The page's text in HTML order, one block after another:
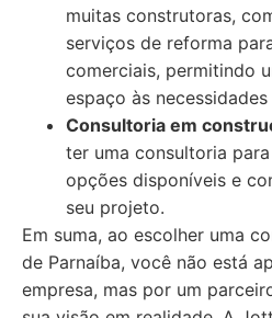
muitas construtoras,
serviços de reforma
comerciais, permitindo
espaço às
Consultoria em
ter uma consultoria
opções disponíveis e
seu projeto.
Em suma, ao escolher uma
de Parnaíba, você não está
empresa, mas por um